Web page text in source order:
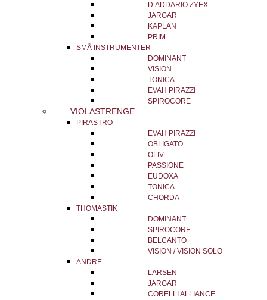
D’ADDARIO ZYEX
JARGAR
KAPLAN
PRIM
SMÅ INSTRUMENTER
DOMINANT
VISION
TONICA
EVAH PIRAZZI
SPIROCORE
VIOLASTRENGE
PIRASTRO
EVAH PIRAZZI
OBLIGATO
OLIV
PASSIONE
EUDOXA
TONICA
CHORDA
THOMASTIK
DOMINANT
SPIROCORE
BELCANTO
VISION / VISION SOLO
ANDRE
LARSEN
JARGAR
CORELLI ALLIANCE